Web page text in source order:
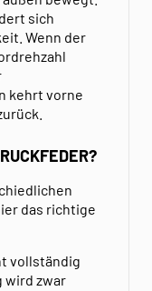
sich
Wenn der
kehrt vorne
das richtige
vollständig
wird zwar